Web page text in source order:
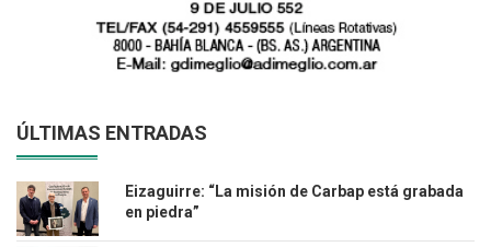
ÚLTIMAS ENTRADAS
Eizaguirre: “La misión de Carbap está grabada
en piedra”